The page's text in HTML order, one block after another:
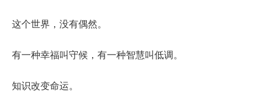
这个世界，没有偶然。
有一种幸福叫守候，有一种智慧叫低调。
知识改变命运。